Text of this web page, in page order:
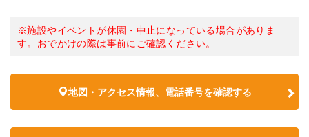
※施設やイベントが休園・中止になっている場合がありま
す。おでかけの際は事前にご確認ください。
地図・アクセス情報、電話番号を確認する